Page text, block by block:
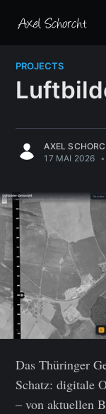
PROJECTS
AXEL
17 MAI 2026 •
Das Thüringer
Schatz: digitale
– von aktuellen